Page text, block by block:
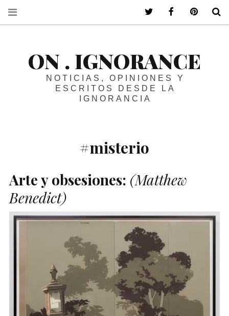
ON . IGNORANCE
NOTICIAS, OPINIONES Y
ESCRITOS DESDE LA
IGNORANCIA
#misterio
Arte y obsesiones: (Matthew
Benedict)
ir a mi twitterir a mi facebook
ir a mi